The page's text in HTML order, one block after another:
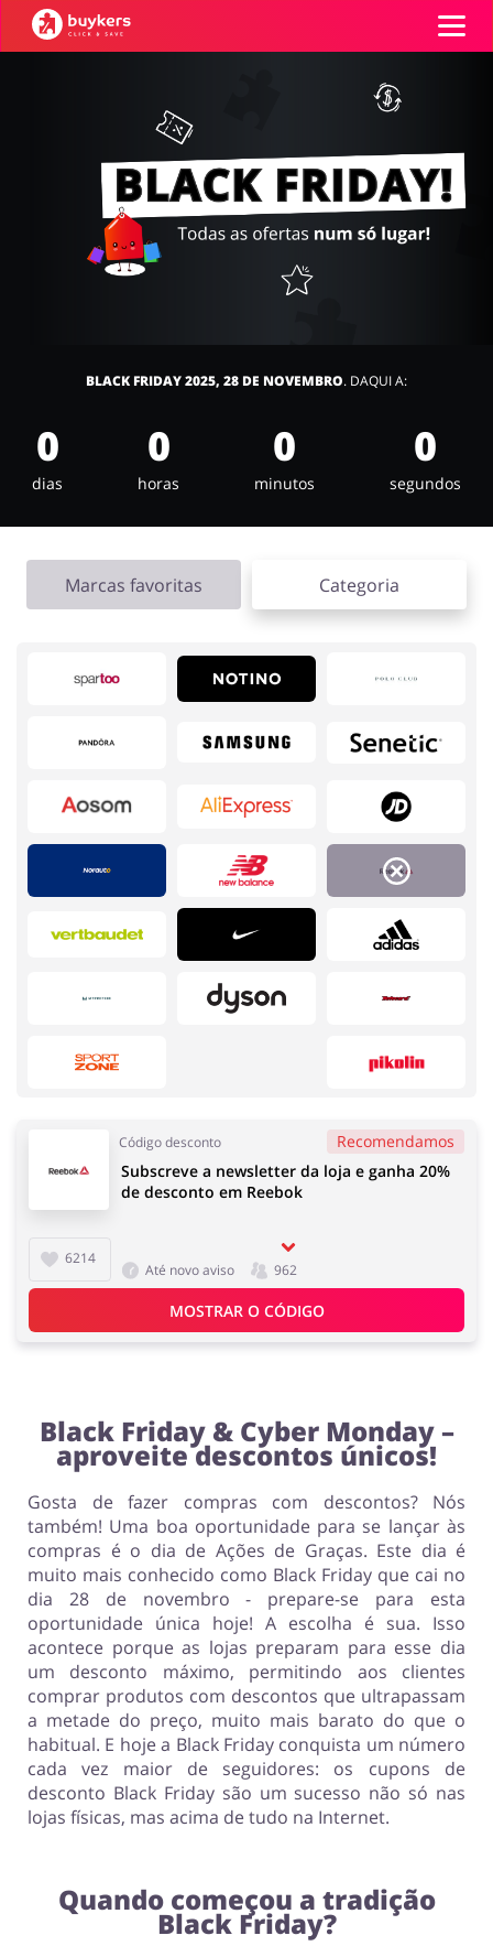
Íntimo
Carros e Transporte
Papelaria e Livros Comida e Alimentação
Esporte e Recreação Casa, Lar e Jardim
Roupas e Calçados Megastore
Tecnologia e eletrónica Joalheria e Acessórios
Melhor Amigo Prendas e flores
Saúde e Beleza
Turismo e Viagens Dinheiro e Seguros
Códigos
Top100
Promoções
BLACK FRIDAY 2025, 28 DE NOVEMBRO. DAQUI A:
0
dias
0
horas
0
minutos
0
segundos
Marcas favoritas Categoria
Papelaria e Livros Casa, Lar e Jardim
Infantil e para Mães
Eletrodomésticos Esporte e Recreação
Tecnologia e eletrónica Joalheria e Acessórios
Melhor Amigo Prendas e flores
Roupas e Calçados Saúde e Beleza
Turismo e Viagens Carros e Transporte Terrestre
Código desconto Recomendamos
6214
Subscreve a newsletter da loja e ganha 20%
de desconto em Reebok
Até novo aviso 962
MOSTRAR O CÓDIGO
Black Friday & Cyber Monday –
aproveite descontos únicos!
Gosta de fazer compras com descontos? Nós
também! Uma boa oportunidade para se lançar às
compras é o dia de Ações de Graças. Este dia é
muito mais conhecido como Black Friday que cai no
dia 28 de novembro - prepare-se para esta
oportunidade única hoje! A escolha é sua. Isso
acontece porque as lojas preparam para esse dia
um desconto máximo, permitindo aos clientes
comprar produtos com descontos que ultrapassam
a metade do preço, muito mais barato do que o
habitual. E hoje a Black Friday conquista um número
cada vez maior de seguidores: os cupons de
desconto Black Friday são um sucesso não só nas
lojas físicas, mas acima de tudo na Internet.
Quando começou a tradição
Black Friday?